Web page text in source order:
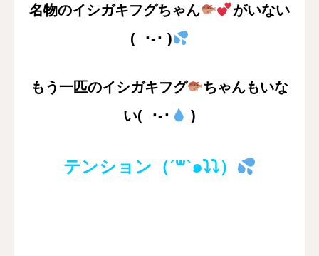
名物のイシガキフグちゃん
がいない
( ･-･ )
もう一匹のイシガキフグ
ちゃんもいな
い( ･-･
)
テンション （ˊ꒳​ˋ๑⤵︎⤵︎）